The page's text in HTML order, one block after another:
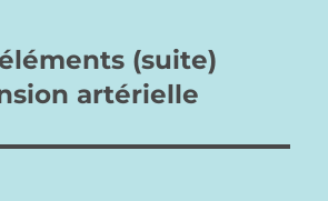
(suite)
artérielle